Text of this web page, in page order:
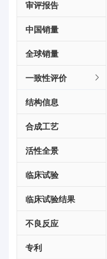
审评报告
中国销量
全球销量
一致性评价
结构信息
合成工艺
活性全景
临床试验
临床试验结果
不良反应
专利